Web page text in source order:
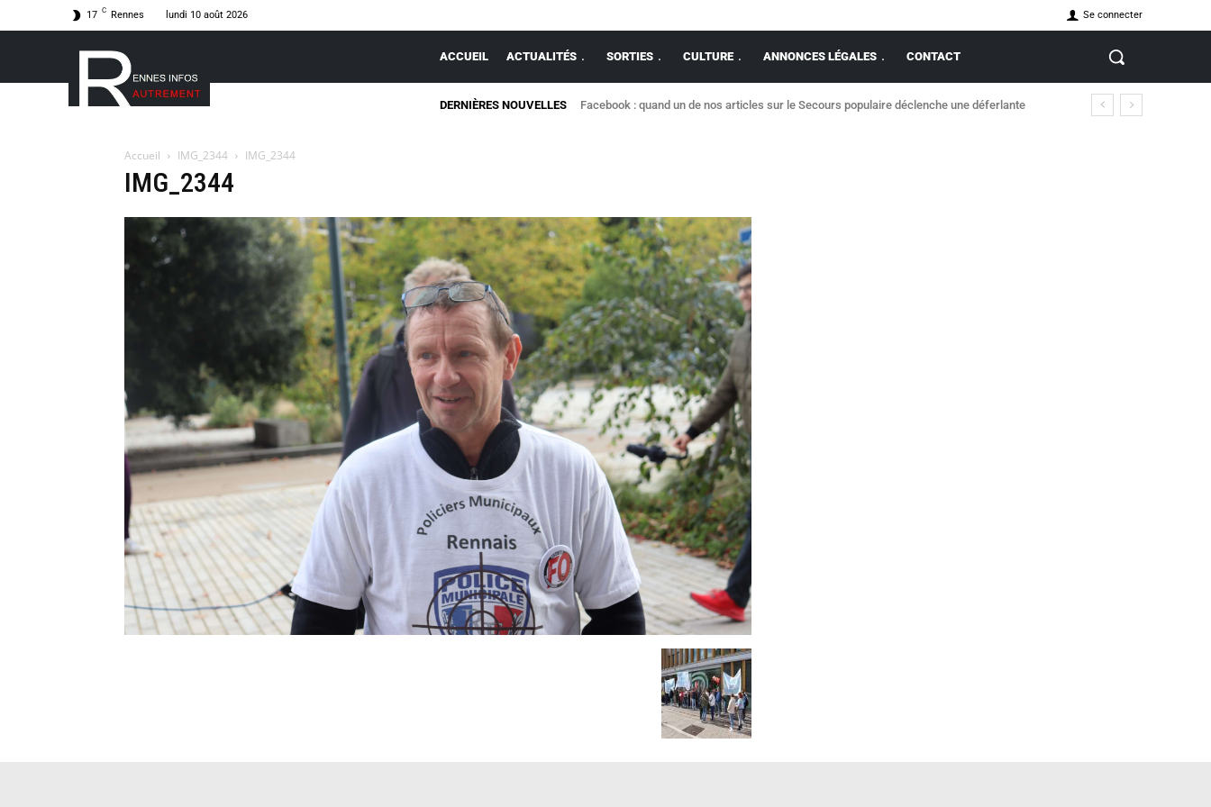
17 C Rennes lundi 10 août 2026 Se connecter
ACCUEIL ACTUALITÉS SORTIES CULTURE ANNONCES LÉGALES CONTACT
DERNIÈRES NOUVELLES
Facebook : quand un de nos articles sur le Secours populaire déclenche une déferlante
Accueil IMG_2344 IMG_2344
IMG_2344